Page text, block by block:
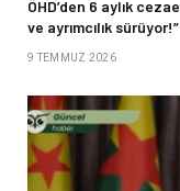
ÖHD’den 6 aylık
ve ayrımcılık sürüyor!”
9 TEMMUZ 2026